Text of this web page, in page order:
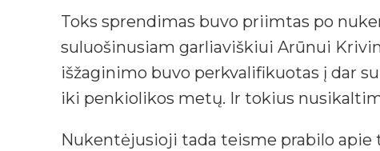
Toks sprendimas buvo priimtas po
suluošinusiam garliaviškiui Arūnui
išžaginimo buvo perkvalifikuotas į dar
iki penkiolikos metų. Ir tokius
Nukentėjusioji tada teisme prabilo apie